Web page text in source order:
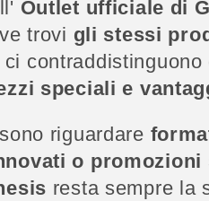
Outlet ufficiale di
trovi gli stessi
ci contraddistinguono
speciali e
riguardare
o promozioni
resta sempre la